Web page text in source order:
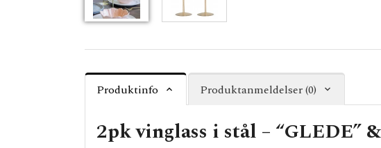
Produktinfo Produktanmeldelser (0)
2pk vinglass i stål – “GLEDE”